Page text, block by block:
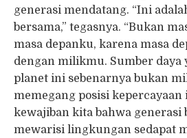
generasi mendatang. “Ini
bersama,” tegasnya. “Bukan
masa depanku, karena masa
dengan milikmu. Sumber daya
planet ini sebenarnya bukan
memegang posisi
kewajiban kita bahwa generasi
mewarisi lingkungan sedapat